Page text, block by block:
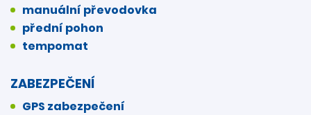
manuální převodovka
přední pohon
tempomat
ZABEZPEČENÍ
GPS zabezpečení